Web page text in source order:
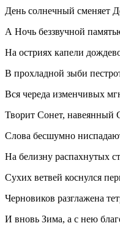
День солнечный сменяет
А Ночь беззвучной
На остриях капели
В прохладной зыби
Вся череда изменчивых
Творит Сонет, навеянный
Слова бесшумно
На белизну распахнутых
Сухих ветвей коснулся
Черновиков разглажена
И вновь Зима, а с нею